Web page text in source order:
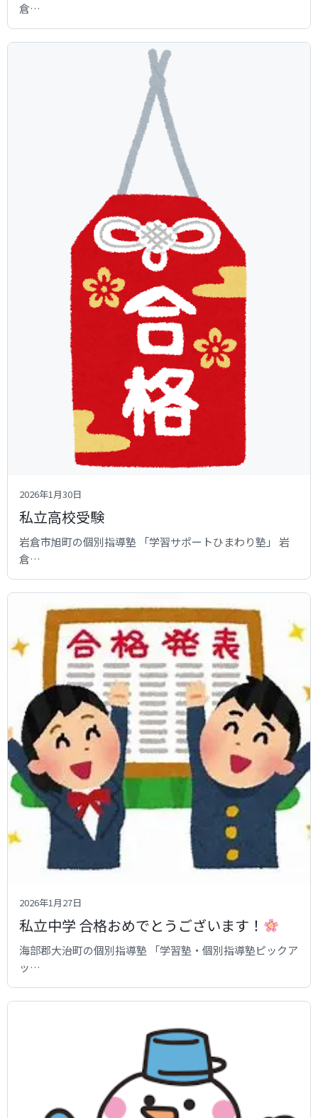
倉…
2026年1月30日
私立高校受験
岩倉市旭町の個別指導塾 「学習サポートひまわり塾」 岩
倉…
2026年1月27日
私立中学 合格おめでとうございます！
海部郡大治町の個別指導塾 「学習塾・個別指導塾ピックア
ッ…